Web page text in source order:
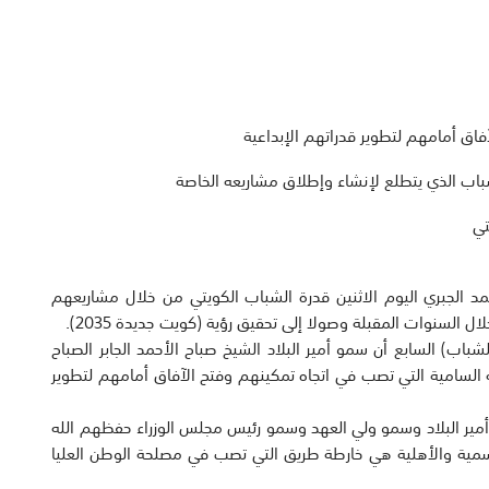
أمامهم لتطوير قدراتهم الإبداعية
الذي يتطلع لإنشاء وإطلاق مشاريعه الخاصة
الجبري اليوم الاثنين قدرة الشباب الكويتي من خلال مشاريعهم
المقبلة وصولا إلى تحقيق رؤية (كويت جديدة 2035).
السابع أن سمو أمير البلاد الشيخ صباح الأحمد الجابر الصباح
السامية التي تصب في اتجاه تمكينهم وفتح الآفاق أمامهم لتطوير
البلاد وسمو ولي العهد وسمو رئيس مجلس الوزراء حفظهم الله
والأهلية هي خارطة طريق التي تصب في مصلحة الوطن العليا